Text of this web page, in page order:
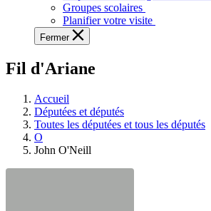
apprendre
et
à
à
législative.
Groupes scolaires
Planifier votre visite
Fermer
Fil d'Ariane
Accueil
Députées et députés
Toutes les députées et tous les députés
O
John O'Neill